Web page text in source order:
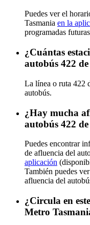
Puedes ver el
Tasmania en la
programadas
¿Cuántas
autobús 422
La línea o ruta 422
autobús.
¿Hay mucha
autobús 422
Puedes encontrar
de afluencia del
aplicación
También puedes
afluencia del
¿Circula en
Metro